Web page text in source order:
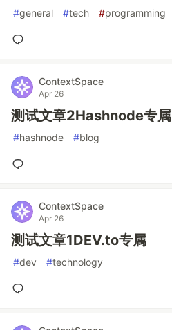
#general #tech #programming
ContextSpace
Apr 26
测试文章2Hashnode专属
#hashnode #blog
ContextSpace
Apr 26
测试文章1DEV.to专属
#dev #technology